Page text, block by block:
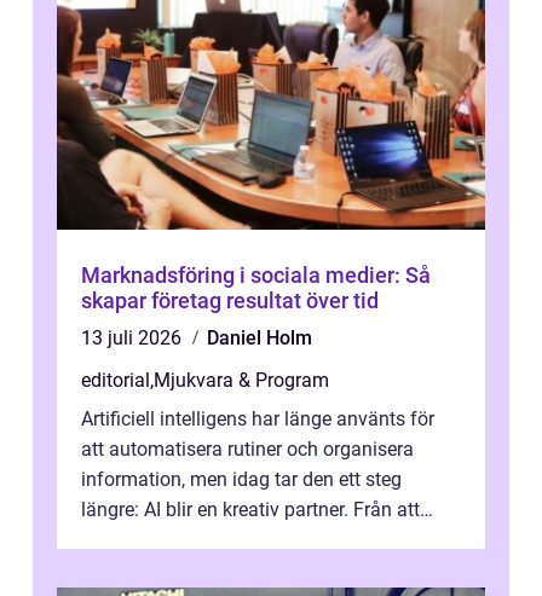
Marknadsföring i sociala medier: Så
skapar företag resultat över tid
13 juli 2026
Daniel Holm
editorial ,Mjukvara & Program
Artificiell intelligens har länge använts för
att automatisera rutiner och organisera
information, men idag tar den ett steg
längre: AI blir en kreativ partner. Från att